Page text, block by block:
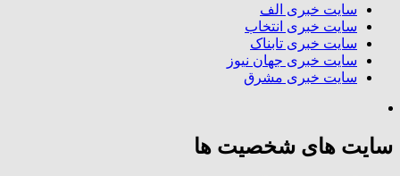
سایت خبری الف
سایت خبری انتخاب
سایت خبری تابناک
سایت خبری جهان نیوز
سایت خبری مشرق
سایت های شخصیت ها